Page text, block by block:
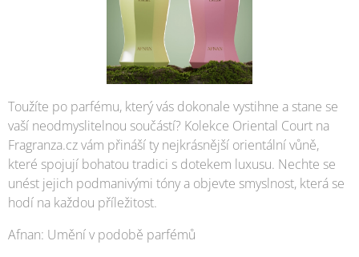
Toužíte po parfému, který vás dokonale vystihne a stane se
vaší neodmyslitelnou součástí? Kolekce Oriental Court na
Fragranza.cz vám přináší ty nejkrásnější orientální vůně,
které spojují bohatou tradici s dotekem luxusu. Nechte se
unést jejich podmanivými tóny a objevte smyslnost, která se
hodí na každou příležitost.
Afnan: Umění v podobě parfémů